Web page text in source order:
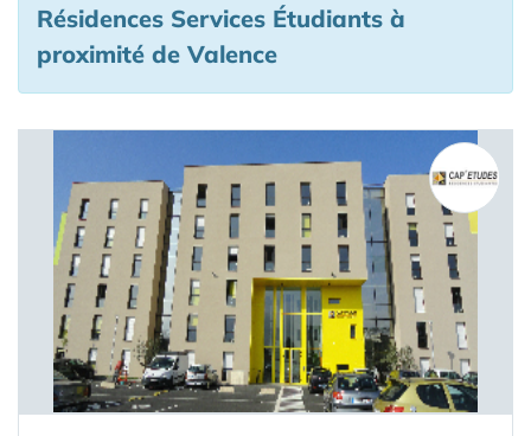
Résidences Services Étudiants à
proximité de Valence